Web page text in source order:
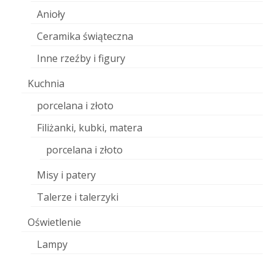
Anioły
Ceramika świąteczna
Inne rzeźby i figury
Kuchnia
porcelana i złoto
Filiżanki, kubki, matera
porcelana i złoto
Misy i patery
Talerze i talerzyki
Oświetlenie
Lampy